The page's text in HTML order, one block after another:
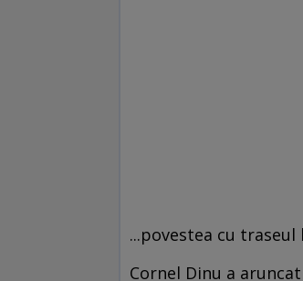
...povestea cu
Cornel Dinu a